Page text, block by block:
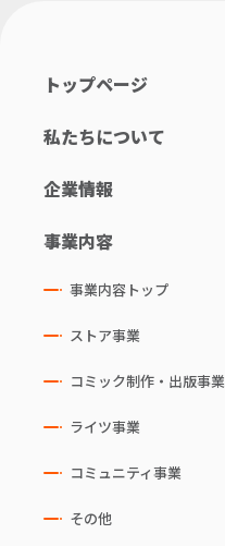
トップページ
私たちについて
企業情報
事業内容
事業内容トップ
ストア事業
コミック制作・出版事業
ライツ事業
コミュニティ事業
その他